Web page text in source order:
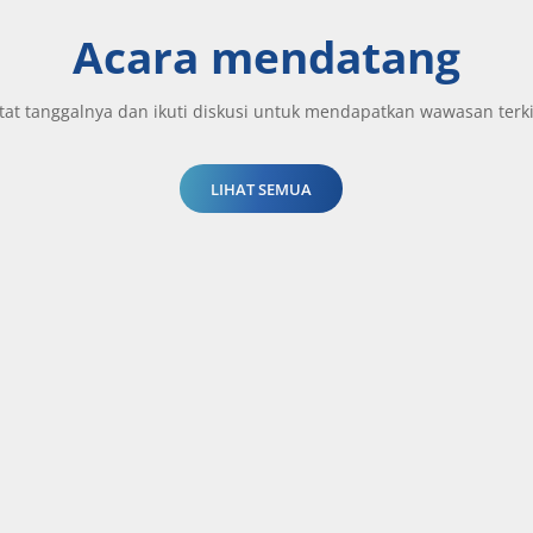
Acara mendatang
tanggalnya dan ikuti diskusi untuk mendapatkan wawasan
LIHAT SEMUA